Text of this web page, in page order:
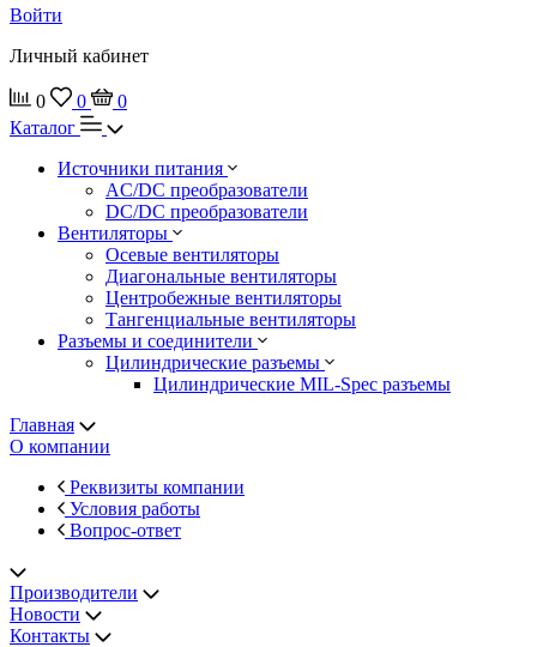
Войти
Личный кабинет
0 0
0
Каталог
Источники питания
AC/DC преобразователи
DC/DC преобразователи
Вентиляторы
Осевые вентиляторы
Диагональные вентиляторы
Центробежные вентиляторы
Тангенциальные вентиляторы
Разъемы и соединители
Цилиндрические разъемы
Цилиндрические MIL-Spec разъемы
Главная
О компании
Реквизиты компании
Условия работы
Вопрос-ответ
Производители
Новости
Контакты